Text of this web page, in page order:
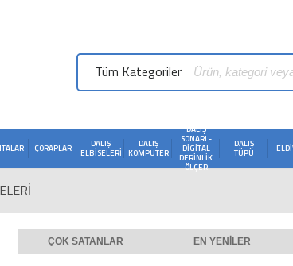
Tüm Kategoriler
ÇORAPLAR
DALIŞ
ELBISELERI
DALIŞ
KOMPUTER
DALIŞ
SONARI -
DIGITAL
DERINLIK
ÖLÇER
DALIŞ
TÜPÜ
ÇOK SATANLAR EN YENILER